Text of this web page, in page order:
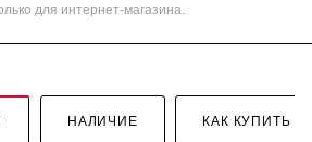
для интернет-магазина.
НАЛИЧИЕ КАК КУПИТЬ